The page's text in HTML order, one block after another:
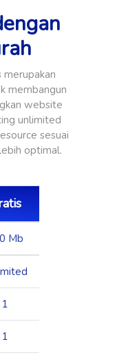
membangun
website
unlimited
sesuai
optimal.
Mb
1
1